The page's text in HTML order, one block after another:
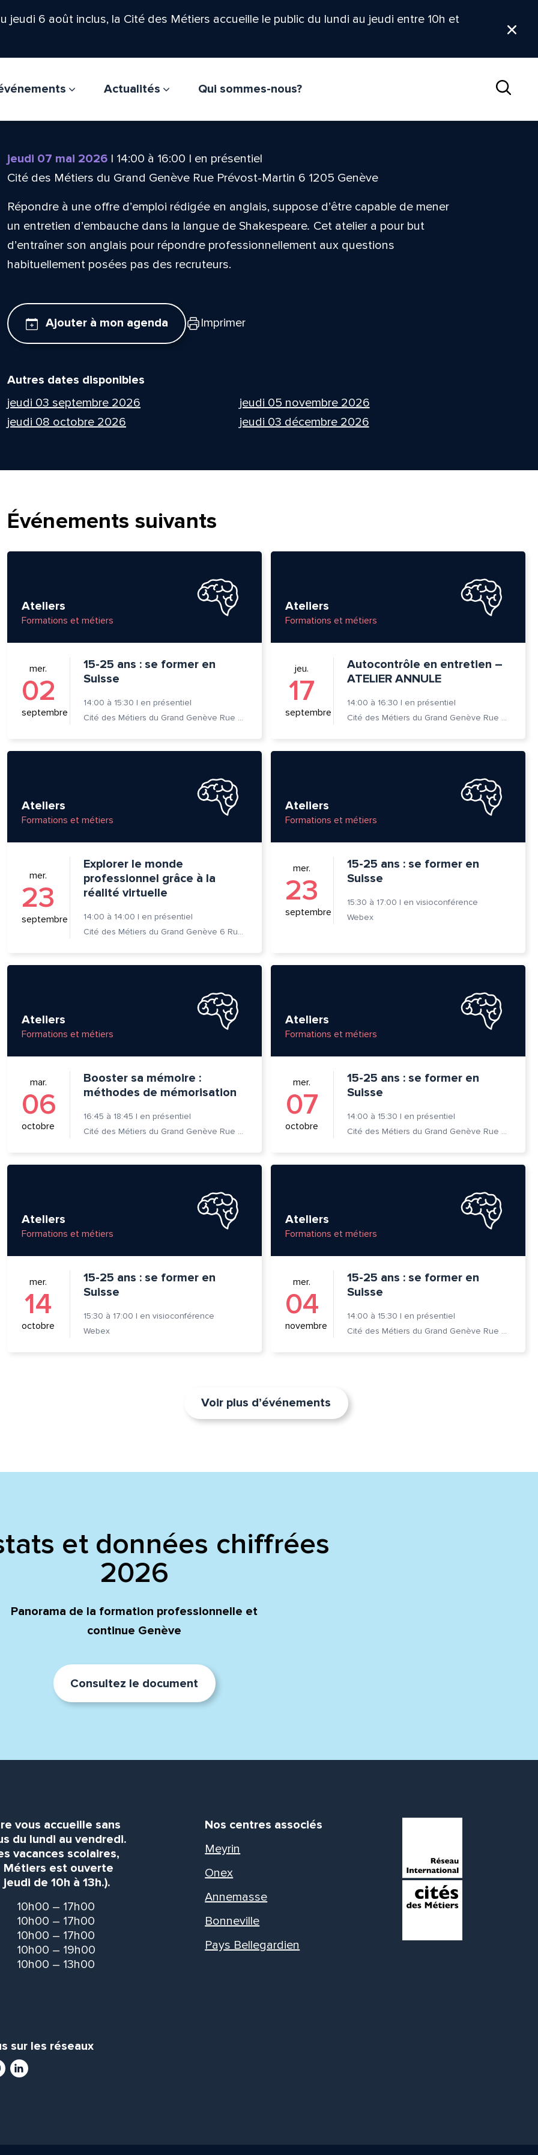
6 août inclus, la Cité des Métiers accueille le public du lundi au jeudi entre 10h et
Actualités
Qui sommes-nous?
jeudi 07 mai 2026| 14:00 à 16:00 | en présentiel
Cité des Métiers du Grand Genève Rue Prévost-Martin 6 1205 Genève
Répondre à une offre d’emploi rédigée en anglais, suppose d’être capable de mener
un entretien d’embauche dans la langue de Shakespeare. Cet atelier a pour but
d’entraîner son anglais pour répondre professionnellement aux questions
habituellement posées pas des recruteurs.
Ajouter à mon agenda Imprimer
Autres dates disponibles
jeudi 03 septembre 2026
jeudi 08 octobre 2026
jeudi 05 novembre 2026
jeudi 03 décembre 2026
Événements suivants
Ateliers
Formations et métiers
mer.
02
septembre
15-25 ans : se former en
Suisse
14:00 à 15:30 | en présentiel
Cité des Métiers du Grand Genève Rue Prévost-Martin 6 1205 Genève
Ateliers
Formations et métiers
jeu.
17
septembre
Autocontrôle en entretien –
ATELIER ANNULE
14:00 à 16:30 | en présentiel
Cité des Métiers du Grand Genève Rue Prévost-Martin 6 1205 Genève
Ateliers
Formations et métiers
mer.
23
septembre
Explorer le monde
professionnel grâce à la
réalité virtuelle
14:00 à 14:00 | en présentiel
Cité des Métiers du Grand Genève 6 Rue Prévost-Martin 1205 Genève
Ateliers
Formations et métiers
mer.
23
septembre
15-25 ans : se former en
Suisse
15:30 à 17:00 | en visioconférence
Webex
Ateliers
Formations et métiers
mar.
06
octobre
Booster sa mémoire :
méthodes de mémorisation
16:45 à 18:45 | en présentiel
Cité des Métiers du Grand Genève Rue Prévost-Martin 6 1205 Genève
Ateliers
Formations et métiers
mer.
07
octobre
15-25 ans : se former en
Suisse
14:00 à 15:30 | en présentiel
Cité des Métiers du Grand Genève Rue Prévost-Martin 6 1205 Genève
Ateliers
Formations et métiers
mer.
14
octobre
15-25 ans : se former en
Suisse
15:30 à 17:00 | en visioconférence
Webex
Ateliers
Formations et métiers
mer.
04
novembre
15-25 ans : se former en
Suisse
14:00 à 15:30 | en présentiel
Cité des Métiers du Grand Genève Rue Prévost-Martin 6 1205 Genève
Voir plus d’événements
et données chiffrées
2026
Panorama de la formation professionnelle et
continue Genève
Consultez le document
vous accueille sans
du lundi au vendredi.
vacances scolaires,
Métiers est ouverte
de 10h à 13h.).
10h00 – 17h00
10h00 – 17h00
10h00 – 17h00
10h00 – 19h00
10h00 – 13h00
sur les réseaux
LinkedIn
Nos centres associés
Meyrin
Onex
Annemasse
Bonneville
Pays Bellegardien
et nom*
e-mail*
est la pertinence de cette